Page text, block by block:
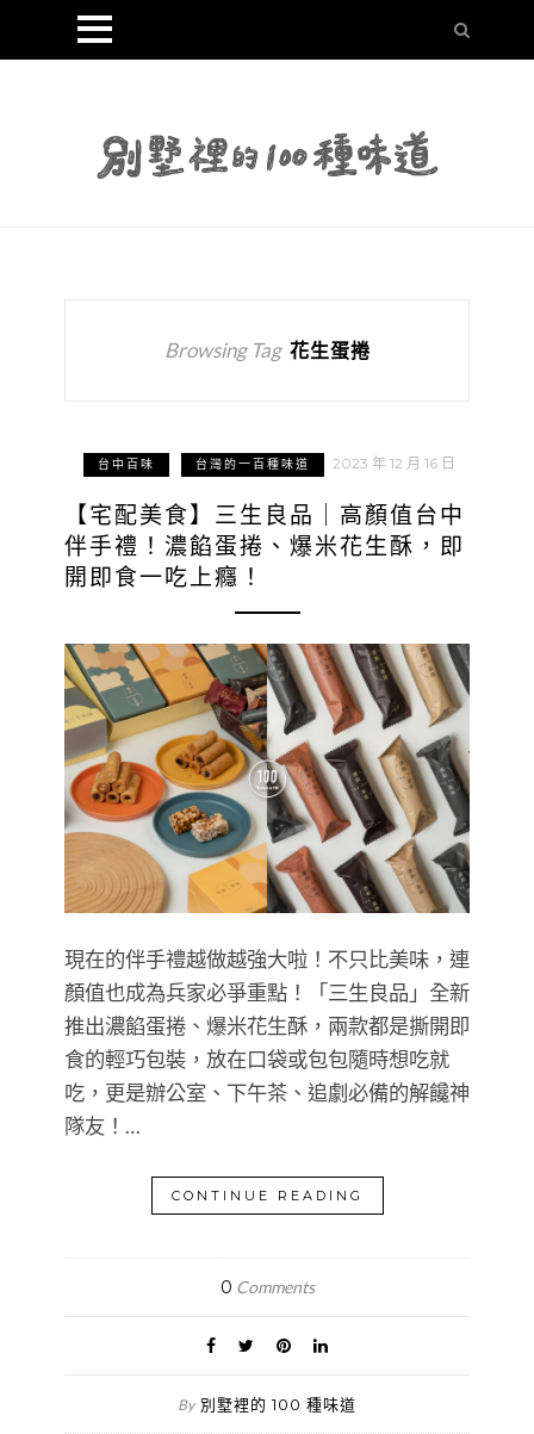
Browsing Tag 花生蛋捲
台中百味 台灣的一百種味道 2023 年 12 月 16 日
【宅配美食】三生良品｜高顏值台中
伴手禮！濃餡蛋捲、爆米花生酥，即
開即食一吃上癮！
現在的伴手禮越做越強大啦！不只比美味，連
顏值也成為兵家必爭重點！「三生良品」全新
推出濃餡蛋捲、爆米花生酥，兩款都是撕開即
食的輕巧包裝，放在口袋或包包隨時想吃就
吃，更是辦公室、下午茶、追劇必備的解饞神
隊友！…
CONTINUE READING
0 Comments
By 別墅裡的 100 種味道